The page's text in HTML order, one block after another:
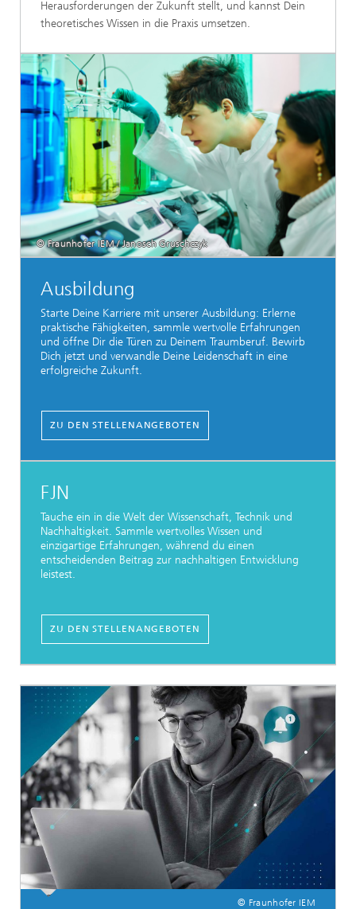
Herausforderungen der Zukunft stellt, und kannst Dein
theoretisches Wissen in die Praxis umsetzen.
© Fraunhofer IEM / Janosch Gruschczyk
Ausbildung
Starte Deine Karriere mit unserer Ausbildung: Erlerne
praktische Fähigkeiten, sammle wertvolle Erfahrungen
und öffne Dir die Türen zu Deinem Traumberuf. Bewirb
Dich jetzt und verwandle Deine Leidenschaft in eine
erfolgreiche Zukunft.
ZU DEN STELLENANGEBOTEN
FJN
Tauche ein in die Welt der Wissenschaft, Technik und
Nachhaltigkeit. Sammle wertvolles Wissen und
einzigartige Erfahrungen, während du einen
entscheidenden Beitrag zur nachhaltigen Entwicklung
leistest.
ZU DEN STELLENANGEBOTEN
© Fraunhofer IEM